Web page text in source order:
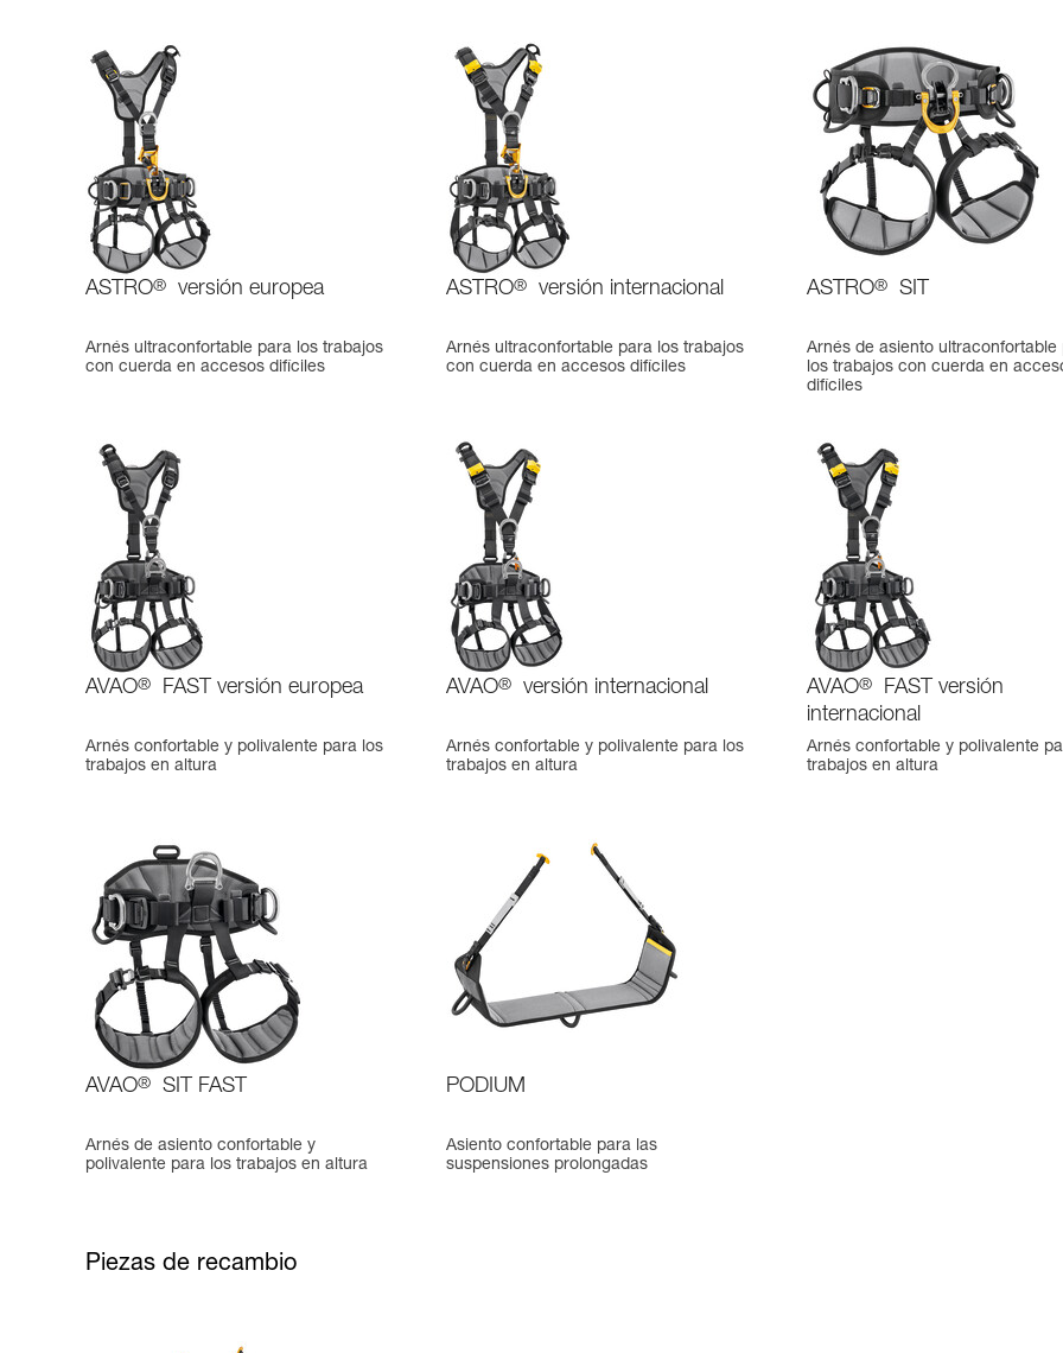
ASTRO® versión europea
Arnés ultraconfortable para los trabajos
con cuerda en accesos difíciles
ASTRO® versión internacional
Arnés ultraconfortable para los trabajos
con cuerda en accesos difíciles
ASTRO® SIT
Arnés de asiento ultraconfortable
los trabajos con cuerda en
difíciles
AVAO® FAST versión europea
Arnés confortable y polivalente para los
trabajos en altura
AVAO® versión internacional
Arnés confortable y polivalente para los
trabajos en altura
AVAO®
FAST versión
internacional
Arnés confortable y polivalente
trabajos en altura
AVAO® SIT FAST
Arnés de asiento confortable y
polivalente para los trabajos en altura
PODIUM
Asiento confortable para las
suspensiones prolongadas
Piezas de recambio